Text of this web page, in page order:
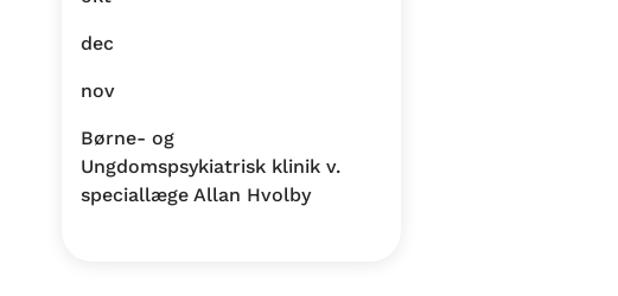
dec
nov
Børne- og
Ungdomspsykiatrisk klinik v.
speciallæge Allan Hvolby